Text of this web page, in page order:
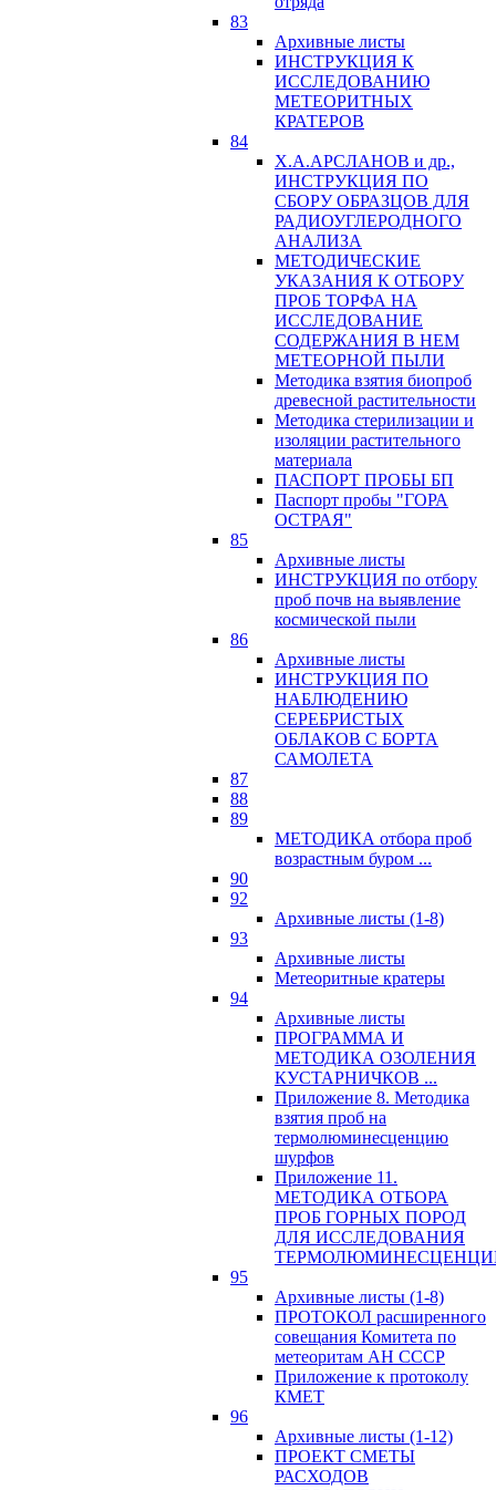
83
Архивные листы
ИНСТРУКЦИЯ К
ИССЛЕДОВАНИЮ
МЕТЕОРИТНЫХ
КРАТЕРОВ
84
Х.А.АРСЛАНОВ и др.,
ИНСТРУКЦИЯ ПО
СБОРУ ОБРАЗЦОВ ДЛЯ
РАДИОУГЛЕРОДНОГО
АНАЛИЗА
МЕТОДИЧЕСКИЕ
УКАЗАНИЯ К ОТБОРУ
ПРОБ ТОРФА НА
ИССЛЕДОВАНИЕ
СОДЕРЖАНИЯ В НЕМ
МЕТЕОРНОЙ ПЫЛИ
Методика взятия биопроб
древесной растительности
Методика стерилизации и
изоляции растительного
материала
ПАСПОРТ ПРОБЫ БП
Паспорт пробы "ГОРА
ОСТРАЯ"
85
Архивные листы
ИНСТРУКЦИЯ по отбору
проб почв на выявление
космической пыли
86
Архивные листы
ИНСТРУКЦИЯ ПО
НАБЛЮДЕНИЮ
СЕРЕБРИСТЫХ
ОБЛАКОВ С БОРТА
САМОЛЕТА
87
88
89
МЕТОДИКА отбора проб
возрастным буром ...
90
92
Архивные листы (1-8)
93
Архивные листы
Метеоритные кратеры
94
Архивные листы
ПРОГРАММА И
МЕТОДИКА ОЗОЛЕНИЯ
КУСТАРНИЧКОВ ...
Приложение 8. Методика
взятия проб на
термолюминесценцию
шурфов
Приложение 11.
МЕТОДИКА ОТБОРА
ПРОБ ГОРНЫХ ПОРОД
ДЛЯ ИССЛЕДОВАНИЯ
95
Архивные листы (1-8)
ПРОТОКОЛ расширенного
совещания Комитета по
метеоритам АН СССР
Приложение к протоколу
КМЕТ
96
Архивные листы (1-12)
ПРОЕКТ СМЕТЫ
РАСХОДОВ